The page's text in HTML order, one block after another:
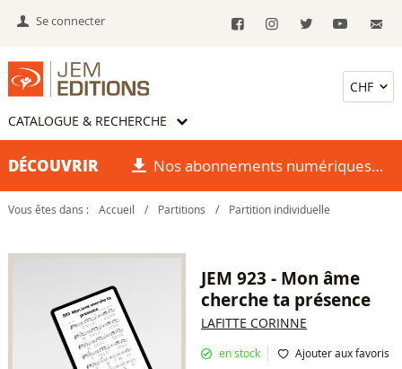
Se connecter
CATALOGUE & RECHERCHE
DÉCOUVRIR Nos abonnements numériques
Vous êtes dans : Accueil / Partitions / Partition individuelle
JEM 923 - Mon âme
cherche ta présence
LAFITTE CORINNE
en stock Ajouter aux favoris